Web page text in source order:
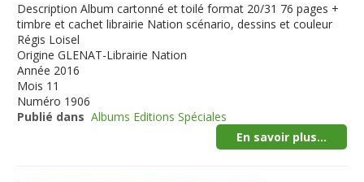
Description Album cartonné et toilé format 20/31 76 pages +
timbre et cachet librairie Nation scénario, dessins et couleur
Régis Loisel
Origine GLENAT-Librairie Nation
Année 2016
Mois 11
Numéro 1906
Publié dans Albums Editions Spéciales
En savoir plus...